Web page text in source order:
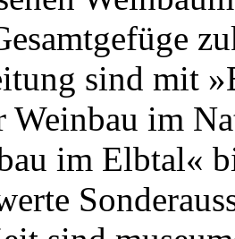
sind mit
Weinbau im
im Elbtal«